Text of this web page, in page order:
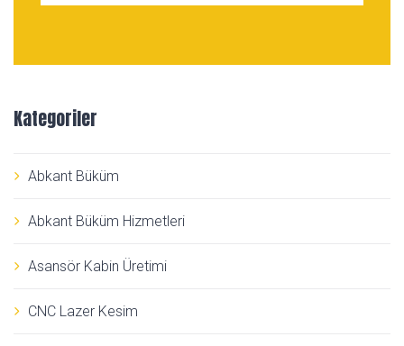
Kategoriler
Abkant Büküm
Abkant Büküm Hizmetleri
Asansör Kabin Üretimi
CNC Lazer Kesim